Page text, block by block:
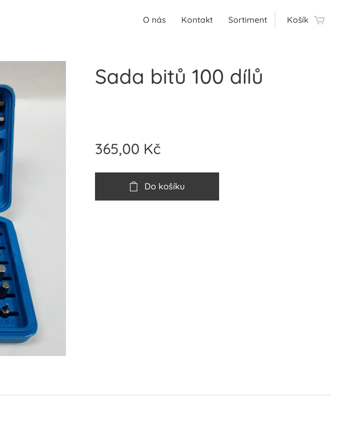
O nás Kontakt Sortiment Košík
Sada bitů 100 dílů
365,00 Kč
Do košíku